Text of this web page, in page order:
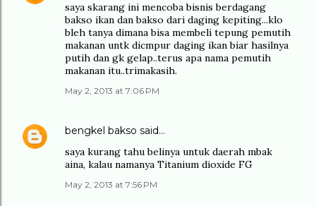
saya skarang ini mencoba bisnis berdagang
bakso ikan dan bakso dari daging kepiting...klo
bleh tanya dimana bisa membeli tepung pemutih
makanan untk dicmpur daging ikan biar hasilnya
putih dan gk gelap..terus apa nama pemutih
makanan itu..trimakasih.
May 2, 2013 at 7:06 PM
bengkel bakso said…
saya kurang tahu belinya untuk daerah mbak
aina, kalau namanya Titanium dioxide FG
May 2, 2013 at 7:56 PM